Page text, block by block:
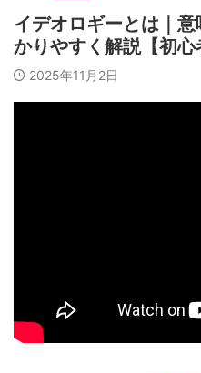
イデオロギーとは｜
かりやすく解説【初心
2025年11月2日